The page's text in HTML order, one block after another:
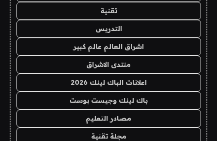
تقنية
التدريس
اشراق العالم عالم كبير
منتدى الاشراق
اعلانات الباك لينك 2026
باك لينك وجيست بوست
مصادر التعليم
مجلة تقنية